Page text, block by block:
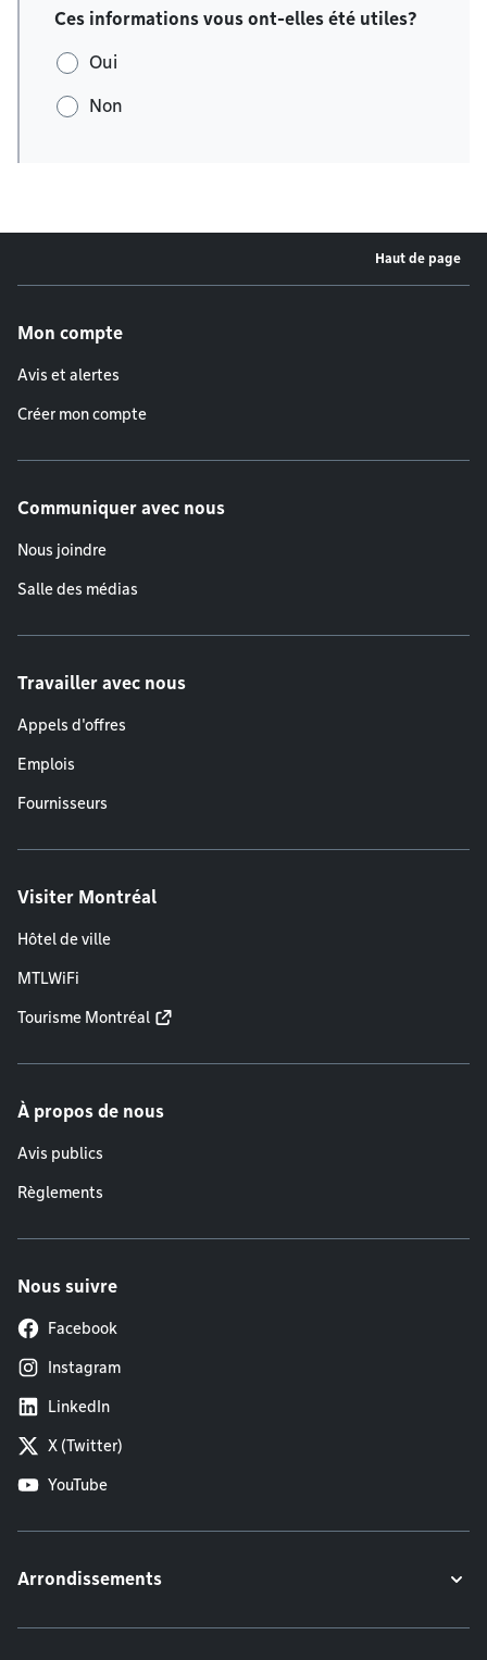
Ces informations vous ont-elles été utiles?
Oui
Non
Haut de page
Mon compte
Avis et alertes
Créer mon compte
Communiquer avec nous
Nous joindre
Salle des médias
Travailler avec nous
Appels d'offres
Emplois
Fournisseurs
Visiter Montréal
Hôtel de ville
MTLWiFi
Tourisme Montréal
À propos de nous
Avis publics
Règlements
Nous suivre
Facebook
Instagram
LinkedIn
X (Twitter)
YouTube
Arrondissements